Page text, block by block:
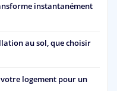
instantanément
au sol, que choisir
logement pour un